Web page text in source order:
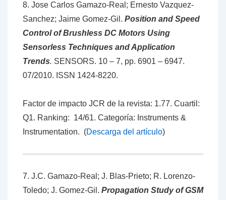
8. Jose Carlos Gamazo-Real; Ernesto Vazquez-
Sanchez; Jaime Gomez-Gil. Position and Speed
Control of Brushless DC Motors Using
Sensorless Techniques and Application
Trends. SENSORS. 10 – 7, pp. 6901 – 6947.
07/2010. ISSN 1424-8220.
Factor de impacto JCR de la revista: 1.77. Cuartil:
Q1. Ranking: 14/61. Categoría: Instruments &
Instrumentation. (Descarga del artículo)
7. J.C. Gamazo-Real; J. Blas-Prieto; R. Lorenzo-
Toledo; J. Gomez-Gil. Propagation Study of GSM